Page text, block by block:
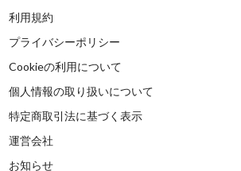
利用規約
プライバシーポリシー
Cookieの利用について
個人情報の取り扱いについて
特定商取引法に基づく表示
運営会社
お知らせ